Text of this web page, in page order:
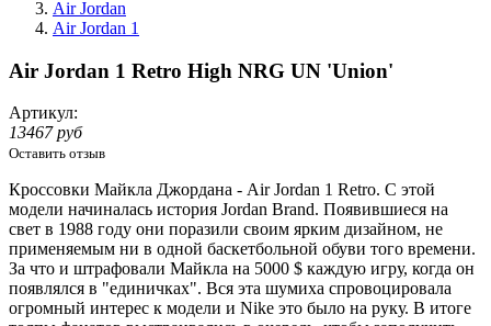
Air Jordan
Air Jordan 1
Air Jordan 1 Retro High NRG UN 'Union'
Артикул:
13467 руб
Оставить отзыв
Кроссовки Майкла Джордана - Air Jordan 1 Retro. С этой
модели начиналась история Jordan Brand. Появившиеся на
свет в 1988 году они поразили своим ярким дизайном, не
применяемым ни в одной баскетбольной обуви того времени.
За что и штрафовали Майкла на 5000 $ каждую игру, когда он
появлялся в "единичках". Вся эта шумиха спровоцировала
огромный интерес к модели и Nike это было на руку. В итоге